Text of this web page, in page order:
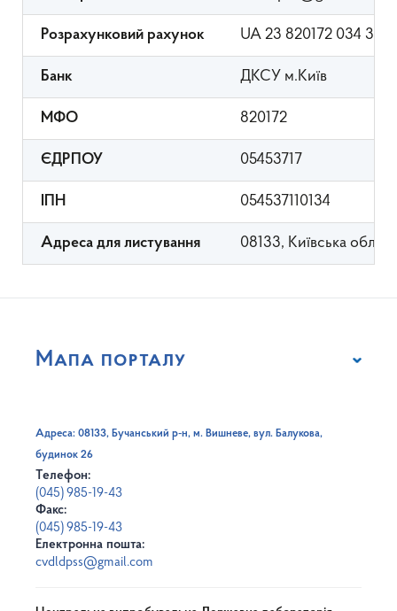
Розрахунковий рахунок UA 23 820172 034
Банк ДКСУ м.Київ
МФО 820172
ЄДРПОУ 05453717
ІПН 054537110134
Адреса для листування 08133, Київська
Мапа порталу
Адреса: 08133, Бучанський р-н, м. Вишневе, вул. Балукова,
будинок 26
Телефон:
(045) 985-19-43
Факс:
(045) 985-19-43
Електронна пошта:
cvdldpss@gmail.com